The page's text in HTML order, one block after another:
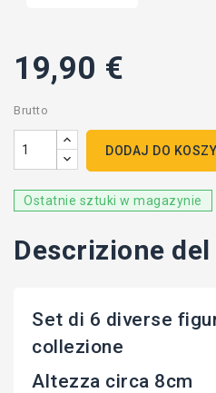
19,90 €
Brutto
DODAJ DO
Ostatnie sztuki w magazynie
Descrizione
Set di 6 diverse
collezione
Altezza circa 8cm